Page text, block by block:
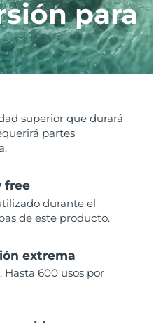
para
superior que durará
partes
free
durante el
de este producto.
extrema
Hasta 600 usos por